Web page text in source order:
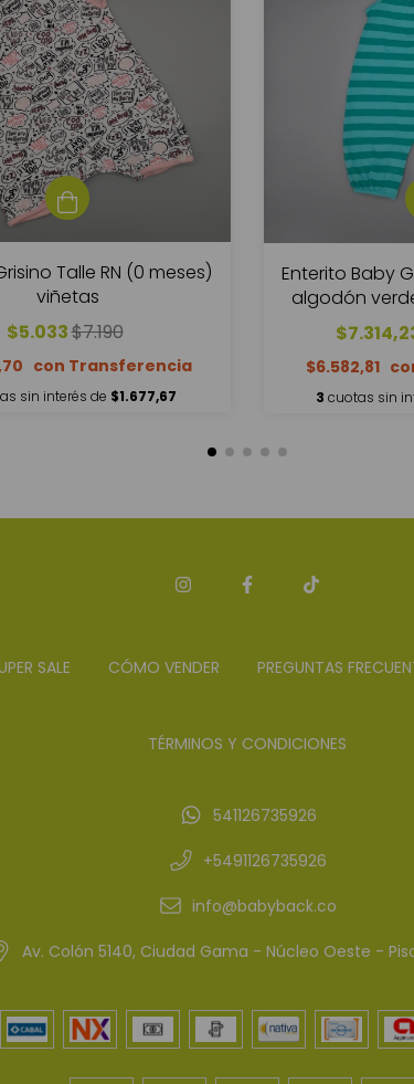
Talle RN (0 meses)
viñetas
$5.033$7.190
sin interés de $1.677,67
Enterito Baby
algodón
$6.582,81
3 cuotas sin
SALE CÓMO VENDER PREGUNTAS
TÉRMINOS Y CONDICIONES
541126735926
+5491126735926
info@babyback.co
Av. Colón 5140, Ciudad Gama - Núcleo Oeste -